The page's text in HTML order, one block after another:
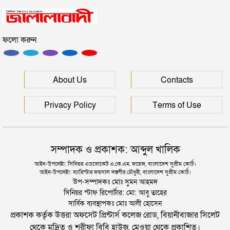
মালয়েশিয়ায় সহকর্মীদের আঘাতে প্রাণ গেল ৩ বাংলাদেশির
ফলো করুন
About Us Contacts
Privacy Policy Terms of Use
সম্পাদক ও প্রকাশক: আব্দুল খালিক
আইন-উপদেষ্টা: সিনিয়র এডভোকেট এ.কে.এম. ফয়েজ, বাংলাদেশ সুপ্রীম কোর্ট।
আইন-উপদেষ্টা: ব্যারিস্টার ফয়সাল দস্তগীর চৌধুরী, বাংলাদেশ সুপ্রীম কোর্ট।
উপ-সম্পাদকঃ মোঃ সুমন আহমদ
সিনিয়র স্টাফ রিপোর্টার: মো: আবু তাহের
সার্বিক ব্যবস্থাপকঃ মোঃ আলী হোসেন
প্রকাশক কর্তৃক উত্তরা অফসেট প্রিন্টার্স কলেজ রোড, বিয়ানীবাজার সিলেট
থেকে মুদ্রিত ও শরীফা বিবি হাউজ, মেওয়া থেকে প্রকাশিত।